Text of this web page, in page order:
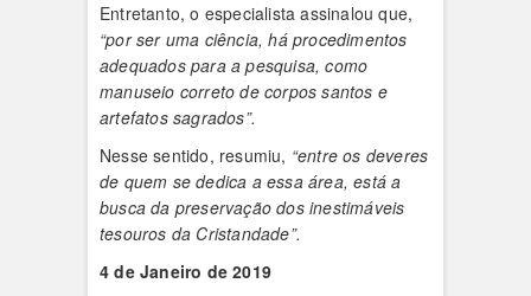
Entretanto, o especialista assinalou que,
“por ser uma ciência, há procedimentos
adequados para a pesquisa, como
manuseio correto de corpos santos e
artefatos sagrados”.
Nesse sentido, resumiu, “entre os deveres
de quem se dedica a essa área, está a
busca da preservação dos inestimáveis
tesouros da Cristandade”.
4 de Janeiro de 2019